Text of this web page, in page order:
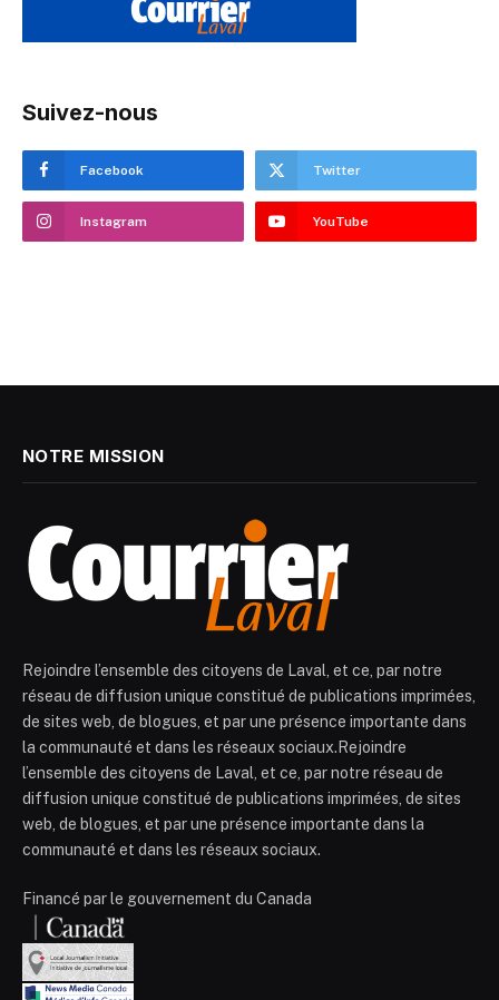
Suivez-nous
Facebook Twitter
Instagram YouTube
NOTRE MISSION
Rejoindre l’ensemble des citoyens de Laval, et ce, par notre
réseau de diffusion unique constitué de publications imprimées,
de sites web, de blogues, et par une présence importante dans
la communauté et dans les réseaux sociaux.Rejoindre
l’ensemble des citoyens de Laval, et ce, par notre réseau de
diffusion unique constitué de publications imprimées, de sites
web, de blogues, et par une présence importante dans la
communauté et dans les réseaux sociaux.
Financé par le gouvernement du Canada